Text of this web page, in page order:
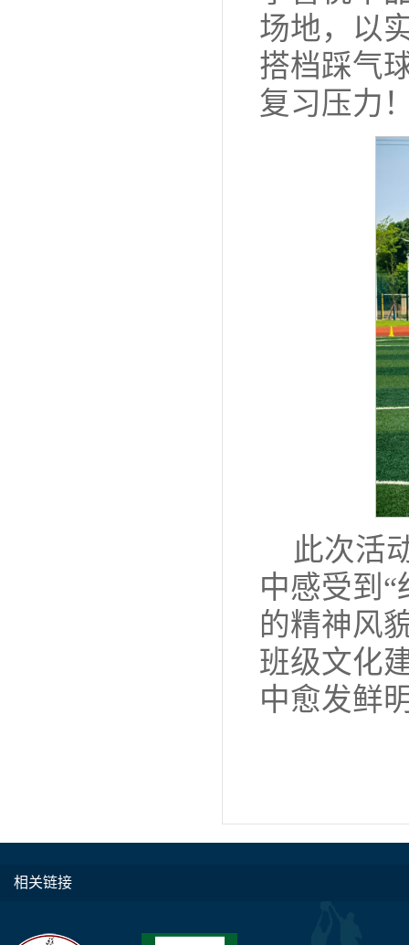
场地，以
搭档踩气
复习压力
此次活
中感受到
的精神风
班级文化
中愈发鲜
相关链接